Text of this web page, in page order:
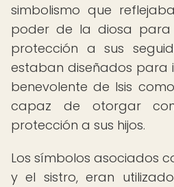
simbolismo que
poder de la diosa
protección a sus
estaban diseñados para
benevolente de Isis
capaz de otorgar
protección a sus hijos.
Los símbolos asociados
y el sistro, eran